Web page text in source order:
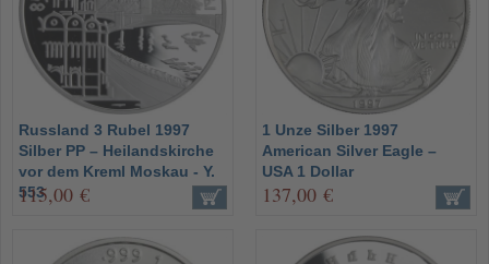
Russland 3 Rubel 1997
Silber PP – Heilandskirche
vor dem Kreml Moskau - Y.
553
115,00 €
1 Unze Silber 1997
American Silver Eagle –
USA 1 Dollar
137,00 €